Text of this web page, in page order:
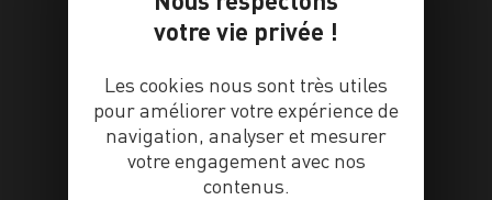
votre vie privée !
Les cookies nous sont très utiles
pour améliorer votre expérience de
navigation, analyser et mesurer
votre engagement avec nos
contenus.